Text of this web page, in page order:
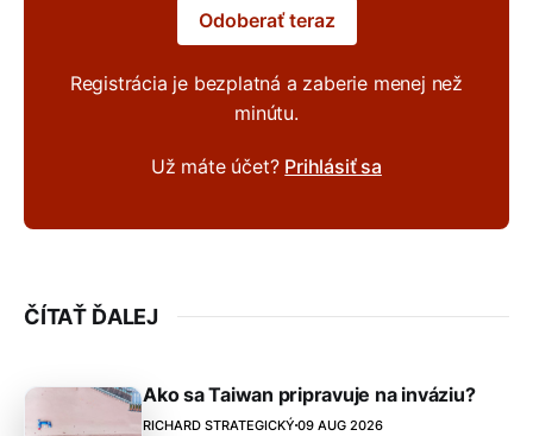
Odoberať teraz
Registrácia je bezplatná a zaberie menej než
minútu.
Už máte účet? Prihlásiť sa
ČÍTAŤ ĎALEJ
Ako sa Taiwan pripravuje na inváziu?
RICHARD STRATEGICKÝ 09 AUG 2026